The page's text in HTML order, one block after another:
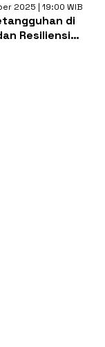
2025 | 19:00 WIB
di
Resiliensi